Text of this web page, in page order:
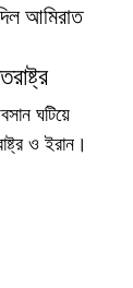
আমিরাত
ঘটিয়ে
ও ইরান।